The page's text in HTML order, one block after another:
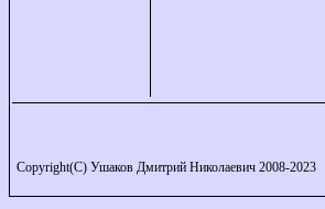
Copyright(C) Ушаков Дмитрий Николаевич 2008-2023